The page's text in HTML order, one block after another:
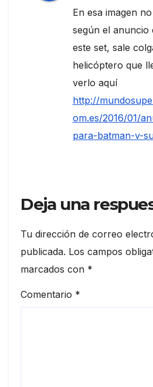
En esa imagen
según el anuncio
este set, sale
helicóptero que
verlo aquí
http://
om.es/2016/01/
para-batman-v-
Deja una
Tu dirección de correo
publicada. Los campos
marcados con *
Comentario *